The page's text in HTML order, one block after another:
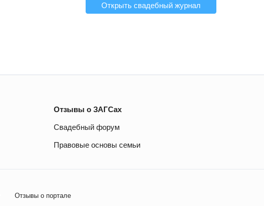
Открыть свадебный журнал
Отзывы о ЗАГСах
Свадебный форум
Правовые основы семьи
Отзывы о портале